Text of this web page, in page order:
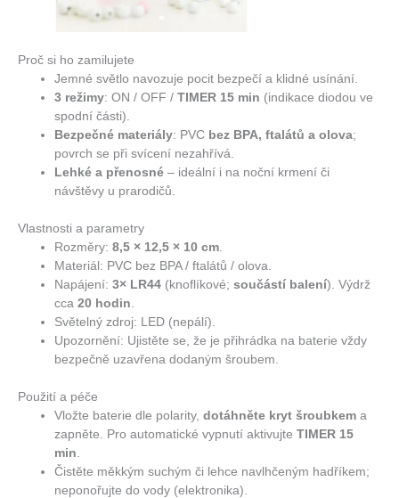
Proč si ho zamilujete
Jemné světlo navozuje pocit bezpečí a klidné usínání.
3 režimy: ON / OFF /TIMER 15 min (indikace diodou ve
spodní části).
Bezpečné materiály: PVC bez BPA, ftalátů a olova;
povrch se při svícení nezahřívá.
Lehké a přenosné – ideální i na noční krmení či
návštěvy u prarodičů.
Vlastnosti a parametry
Rozměry:8,5 × 12,5 × 10 cm.
Materiál: PVC bez BPA / ftalátů / olova.
Napájení:3× LR44 (knoflíkové;součástí balení). Výdrž
cca20 hodin.
Světelný zdroj: LED (nepálí).
Upozornění: Ujistěte se, že je přihrádka na baterie vždy
bezpečně uzavřena dodaným šroubem.
Použití a péče
Vložte baterie dle polarity,dotáhněte kryt šroubkem a
zapněte. Pro automatické vypnutí aktivujteTIMER 15
min
Čistěte měkkým suchým či lehce navlhčeným hadříkem;
neponořujte do vody (elektronika).